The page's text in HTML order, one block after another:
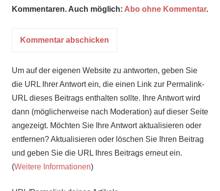
Kommentaren. Auch möglich: Abo ohne Kommentar.
Um auf der eigenen Website zu antworten, geben Sie
die URL Ihrer Antwort ein, die einen Link zur Permalink-
URL dieses Beitrags enthalten sollte. Ihre Antwort wird
dann (möglicherweise nach Moderation) auf dieser Seite
angezeigt. Möchten Sie Ihre Antwort aktualisieren oder
entfernen? Aktualisieren oder löschen Sie Ihren Beitrag
und geben Sie die URL Ihres Beitrags erneut ein.
(Weitere Informationen)